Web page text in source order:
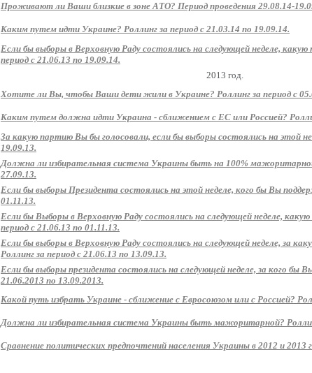
Проживают ли Ваши близкие в зоне АТО? Период проведения 29.08.14-
Каким путем идти Украине? Роллинг за период с 21.03.14 по 19.09.14.
Если бы выборы в Верховную Раду состоялись на следующей неделе,
период с 21.06.13 по 19.09.14.
2013 год.
Хотите ли Вы, чтобы Ваши дети жили в Украине? Роллинг за период с
Каким путем должна идти Украина - сближением с ЕС или Россией?
За какую партию Вы бы голосовали, если бы выборы состоялись на этой
19.09.13.
Должна ли избирательная система Украины быть на 100%
27.09.13.
Если бы выборы Президента состоялись на этой неделе, кого бы Вы
01.11.13.
Если бы Выборы в Верховную Раду состоялись на следующей неделе,
период с 21.06.13 по 01.11.13.
Если бы выборы в Верховную Раду состоялись на следующей неделе, за
Роллинг за период с 21.06.13 по 13.09.13.
Если бы выборы президента состоялись на следующей неделе, за кого бы
21.06.2013 по 13.09.2013.
Какой путь избрать Украине - сближение с Евросоюзом или с Россией?
Должна ли избирательная система Украины быть мажоритарной?
Сравнение политических предпочтений населения Украины в 2012 и 2013